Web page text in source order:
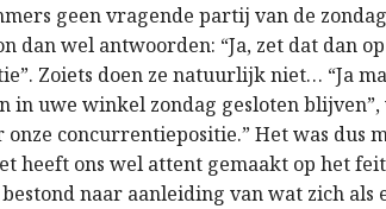
geen vragende partij van de
dan wel antwoorden: “Ja, zet dat dan
Zoiets doen ze natuurlijk niet… “Ja
in uwe winkel zondag gesloten blijven”,
onze concurrentiepositie.” Het was dus
heeft ons wel attent gemaakt op het
naar aanleiding van wat zich als